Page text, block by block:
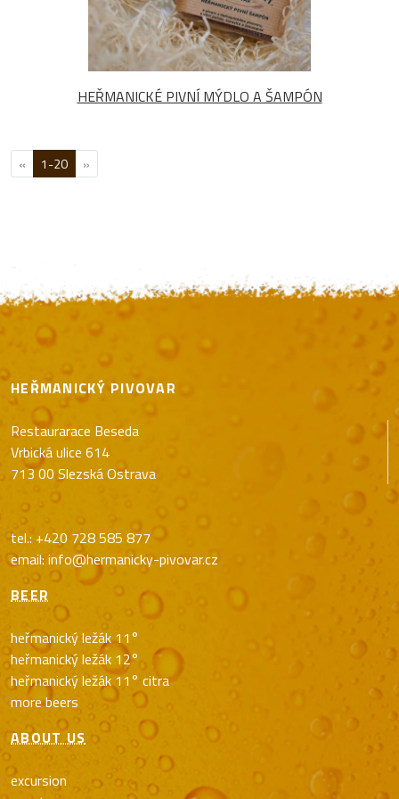
HEŘMANICKÉ PIVNÍ MÝDLO A ŠAMPÓN
« 1-20 »
HEŘMANICKÝ PIVOVAR
Restaurarace Beseda
Vrbická ulice 614
713 00 Slezská Ostrava
tel.: +420 728 585 877
email: info@hermanicky-pivovar.cz
BEER
heřmanický ležák 11°
heřmanický ležák 12°
heřmanický ležák 11° citra
more beers
ABOUT US
excursion